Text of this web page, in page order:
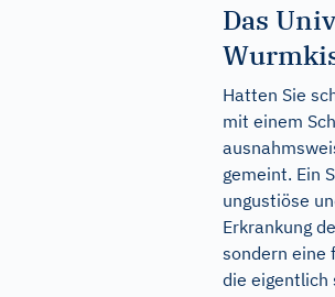
Das
Hatten Sie
mit einem
gemeint. Ein
ungustiöse
Erkrankung
sondern eine
die eigentlich